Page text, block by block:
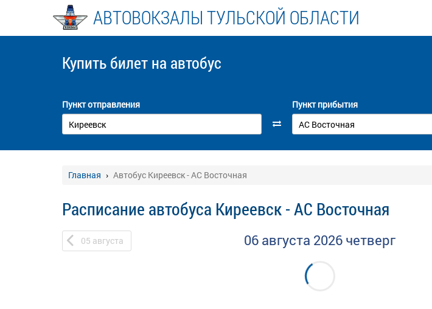
АВТОВОКЗАЛЫ ТУЛЬСКОЙ ОБЛАСТИ
Купить билет на автобус
Пункт отправления Пункт прибытия
Главная Автобус Киреевск - АС Восточная
Расписание автобуса Киреевск - АС Восточная
05 августа 06 августа 2026 четверг